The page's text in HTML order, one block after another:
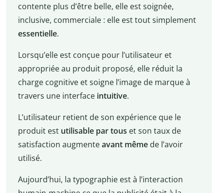
contente plus d’être belle, elle est soignée,
inclusive, commerciale : elle est tout simplement
essentielle.
Lorsqu’elle est conçue pour l’utilisateur et
appropriée au produit proposé, elle réduit la
charge cognitive et soigne l’image de marque à
travers une interface intuitive.
L’utilisateur retient de son expérience que le
produit est utilisable par tous et son taux de
satisfaction augmenteavant mêmede l’avoir
utilisé.
Aujourd’hui, la typographie est à l’interaction